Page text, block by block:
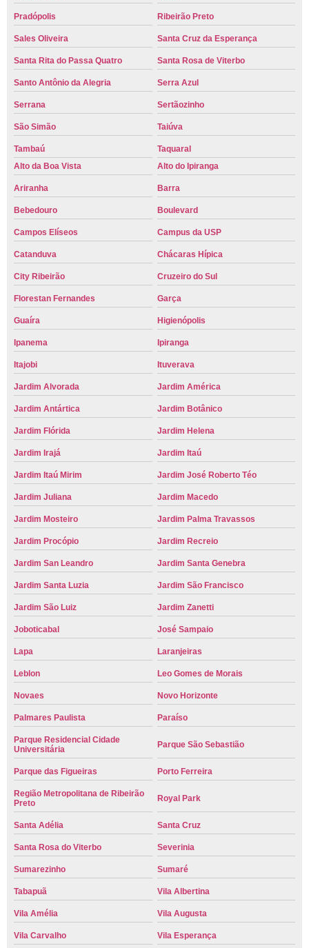
Pradópolis Ribeirão Preto
Sales Oliveira Santa Cruz da Esperança
Santa Rita do Passa Quatro Santa Rosa de Viterbo
Santo Antônio da Alegria Serra Azul
Serrana Sertãozinho
São Simão Taiúva
Tambaú
Taquaral
Alto da Boa Vista
Alto do Ipiranga
Ariranha Barra
Bebedouro Boulevard
Campos Elíseos Campus da USP
Catanduva Chácaras Hípica
City Ribeirão Cruzeiro do Sul
Florestan Fernandes Garça
Guaíra Higienópolis
Ipanema Ipiranga
Itajobi Ituverava
Jardim Alvorada Jardim América
Jardim Antártica Jardim Botânico
Jardim Flórida Jardim Helena
Jardim Irajá Jardim Itaú
Jardim Itaú Mirim Jardim José Roberto Téo
Jardim Juliana Jardim Macedo
Jardim Mosteiro Jardim Palma Travassos
Jardim Procópio Jardim Recreio
Jardim San Leandro Jardim Santa Genebra
Jardim Santa Luzia Jardim São Francisco
Jardim São Luiz Jardim Zanetti
Joboticabal José Sampaio
Lapa Laranjeiras
Leblon Leo Gomes de Morais
Novaes Novo Horizonte
Palmares Paulista Paraíso
Parque Residencial Cidade
Universitária
Parque São Sebastião
Parque das Figueiras Porto Ferreira
Região Metropolitana de Ribeirão
Preto
Royal Park
Santa Adélia Santa Cruz
Santa Rosa do Viterbo Severinia
Sumarezinho Sumaré
Tabapuã Vila Albertina
Vila Amélia Vila Augusta
Vila Carvalho Vila Esperança